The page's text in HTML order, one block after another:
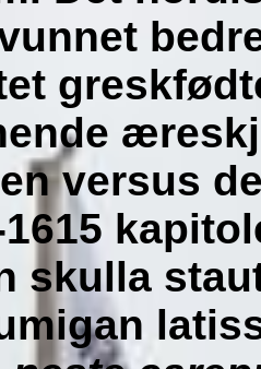
versus
skulla